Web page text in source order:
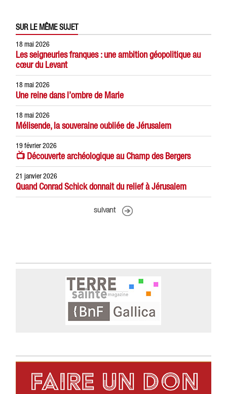
SUR LE MÊME SUJET
18 mai 2026
Les seigneuries franques : une ambition géopolitique au
cœur du Levant
18 mai 2026
Une reine dans l’ombre de Marie
18 mai 2026
Mélisende, la souveraine oubliée de Jérusalem
19 février 2026
📺 Découverte archéologique au Champ des Bergers
21 janvier 2026
Quand Conrad Schick donnait du relief à Jérusalem
suivant